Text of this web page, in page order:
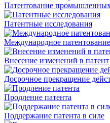
Патентование
Патентные исследования
Международное патентование
Внесение изменений в патент
Досрочное прекращение
Продление патента
Поддержание патента в силе